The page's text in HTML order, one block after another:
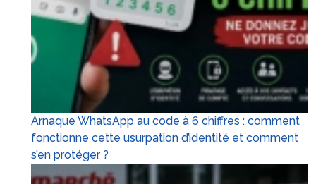
Arnaque WhatsApp au code à 6 chiffres : comment
fonctionne cette usurpation d’identité et comment
s’en protéger ?